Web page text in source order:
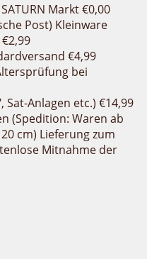
Markt €0,00
Post) Kleinware
€4,99
bei
Sat-Anlagen etc.) €14,99
(Spedition: Waren ab
cm) Lieferung zum
Mitnahme der